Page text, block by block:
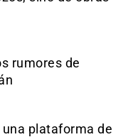
rumores de
plataforma de